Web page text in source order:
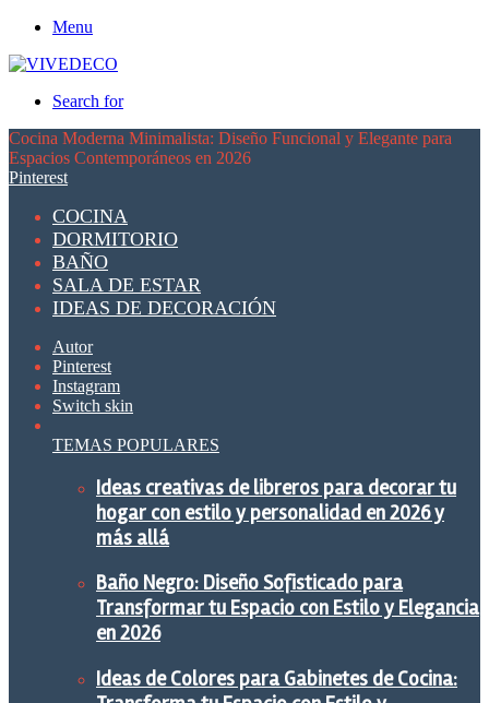
Menu
Search for
Cocina Moderna Minimalista: Diseño Funcional y Elegante para
Espacios Contemporáneos en 2026
Pinterest
COCINA
DORMITORIO
BAÑO
SALA DE ESTAR
IDEAS DE DECORACIÓN
Autor
Pinterest
Instagram
Switch skin
TEMAS POPULARES
Ideas creativas de libreros para decorar tu
hogar con estilo y personalidad en 2026 y
más allá
Baño Negro: Diseño Sofisticado para
Transformar tu Espacio con Estilo y Elegancia
en 2026
Ideas de Colores para Gabinetes de Cocina: